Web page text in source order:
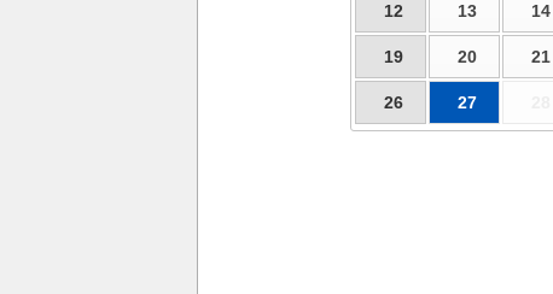
12 13 14
19 20 21
26 27